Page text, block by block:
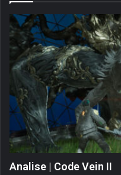
Analise | Code Vein II